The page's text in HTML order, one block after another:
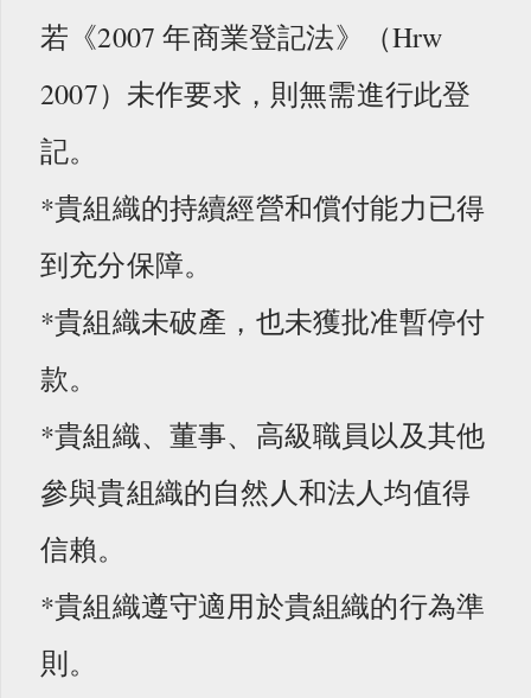
若《2007 年商業登記法》（Hrw
2007）未作要求，則無需進行此登
記。
*貴組織的持續經營和償付能力已得
到充分保障。
*貴組織未破產，也未獲批准暫停付
款。
*貴組織、董事、高級職員以及其他
參與貴組織的自然人和法人均值得
信賴。
*貴組織遵守適用於貴組織的行為準
則。